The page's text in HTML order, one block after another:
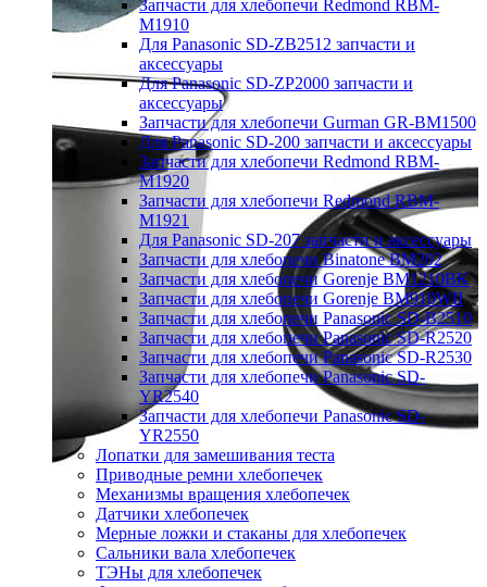
Запчасти для хлебопечи Redmond RBM-
M1910
Для Panasonic SD-ZB2512 запчасти и
аксессуары
Для Panasonic SD-ZP2000 запчасти и
аксессуары
Запчасти для хлебопечи Gurman GR-BM1500
Для Panasonic SD-200 запчасти и аксессуары
Запчасти для хлебопечи Redmond RBM-
M1920
Запчасти для хлебопечи Redmond RBM-
M1921
Для Panasonic SD-207 запчасти и аксессуары
Запчасти для хлебопечи Binatone BM202
Запчасти для хлебопечи Gorenje BM1210BK
Запчасти для хлебопечи Gorenje BM910WII
Запчасти для хлебопечи Panasonic SD-B2510
Запчасти для хлебопечи Panasonic SD-R2520
Запчасти для хлебопечи Panasonic SD-R2530
Запчасти для хлебопечи Panasonic SD-
YR2540
Запчасти для хлебопечи Panasonic SD-
YR2550
Лопатки для замешивания теста
Приводные ремни хлебопечек
Механизмы вращения хлебопечек
Датчики хлебопечек
Мерные ложки и стаканы для хлебопечек
Сальники вала хлебопечек
ТЭНы для хлебопечек